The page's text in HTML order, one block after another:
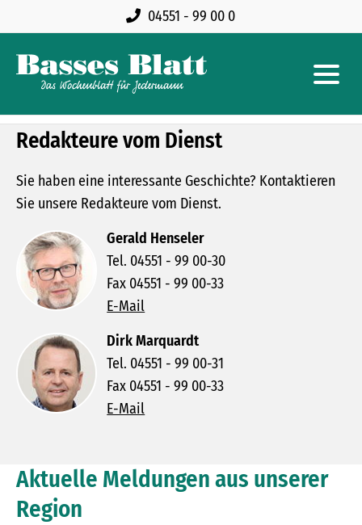
04551 - 99 00 0
Redakteure vom Dienst
Sie haben eine interessante Geschichte? Kontaktieren
Sie unsere Redakteure vom Dienst.
Gerald Henseler
Tel. 04551 - 99 00-30
Fax 04551 - 99 00-33
E-Mail
Dirk Marquardt
Tel. 04551 - 99 00-31
Fax 04551 - 99 00-33
E-Mail
Aktuelle Meldungen aus unserer
Region